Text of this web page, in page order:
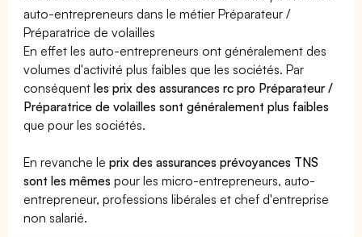
auto-entrepreneurs dans le métier Préparateur /
Préparatrice de volailles
En effet les auto-entrepreneurs ont généralement des
volumes d'activité plus faibles que les sociétés. Par
conséquentles prix des assurances rc pro Préparateur /
Préparatrice de volailles sont généralement plus faibles
que pour les sociétés.
En revanche leprix des assurances prévoyances TNS
sont les mêmes pour les micro-entrepreneurs, auto-
entrepreneur, professions libérales et chef d'entreprise
non salarié.